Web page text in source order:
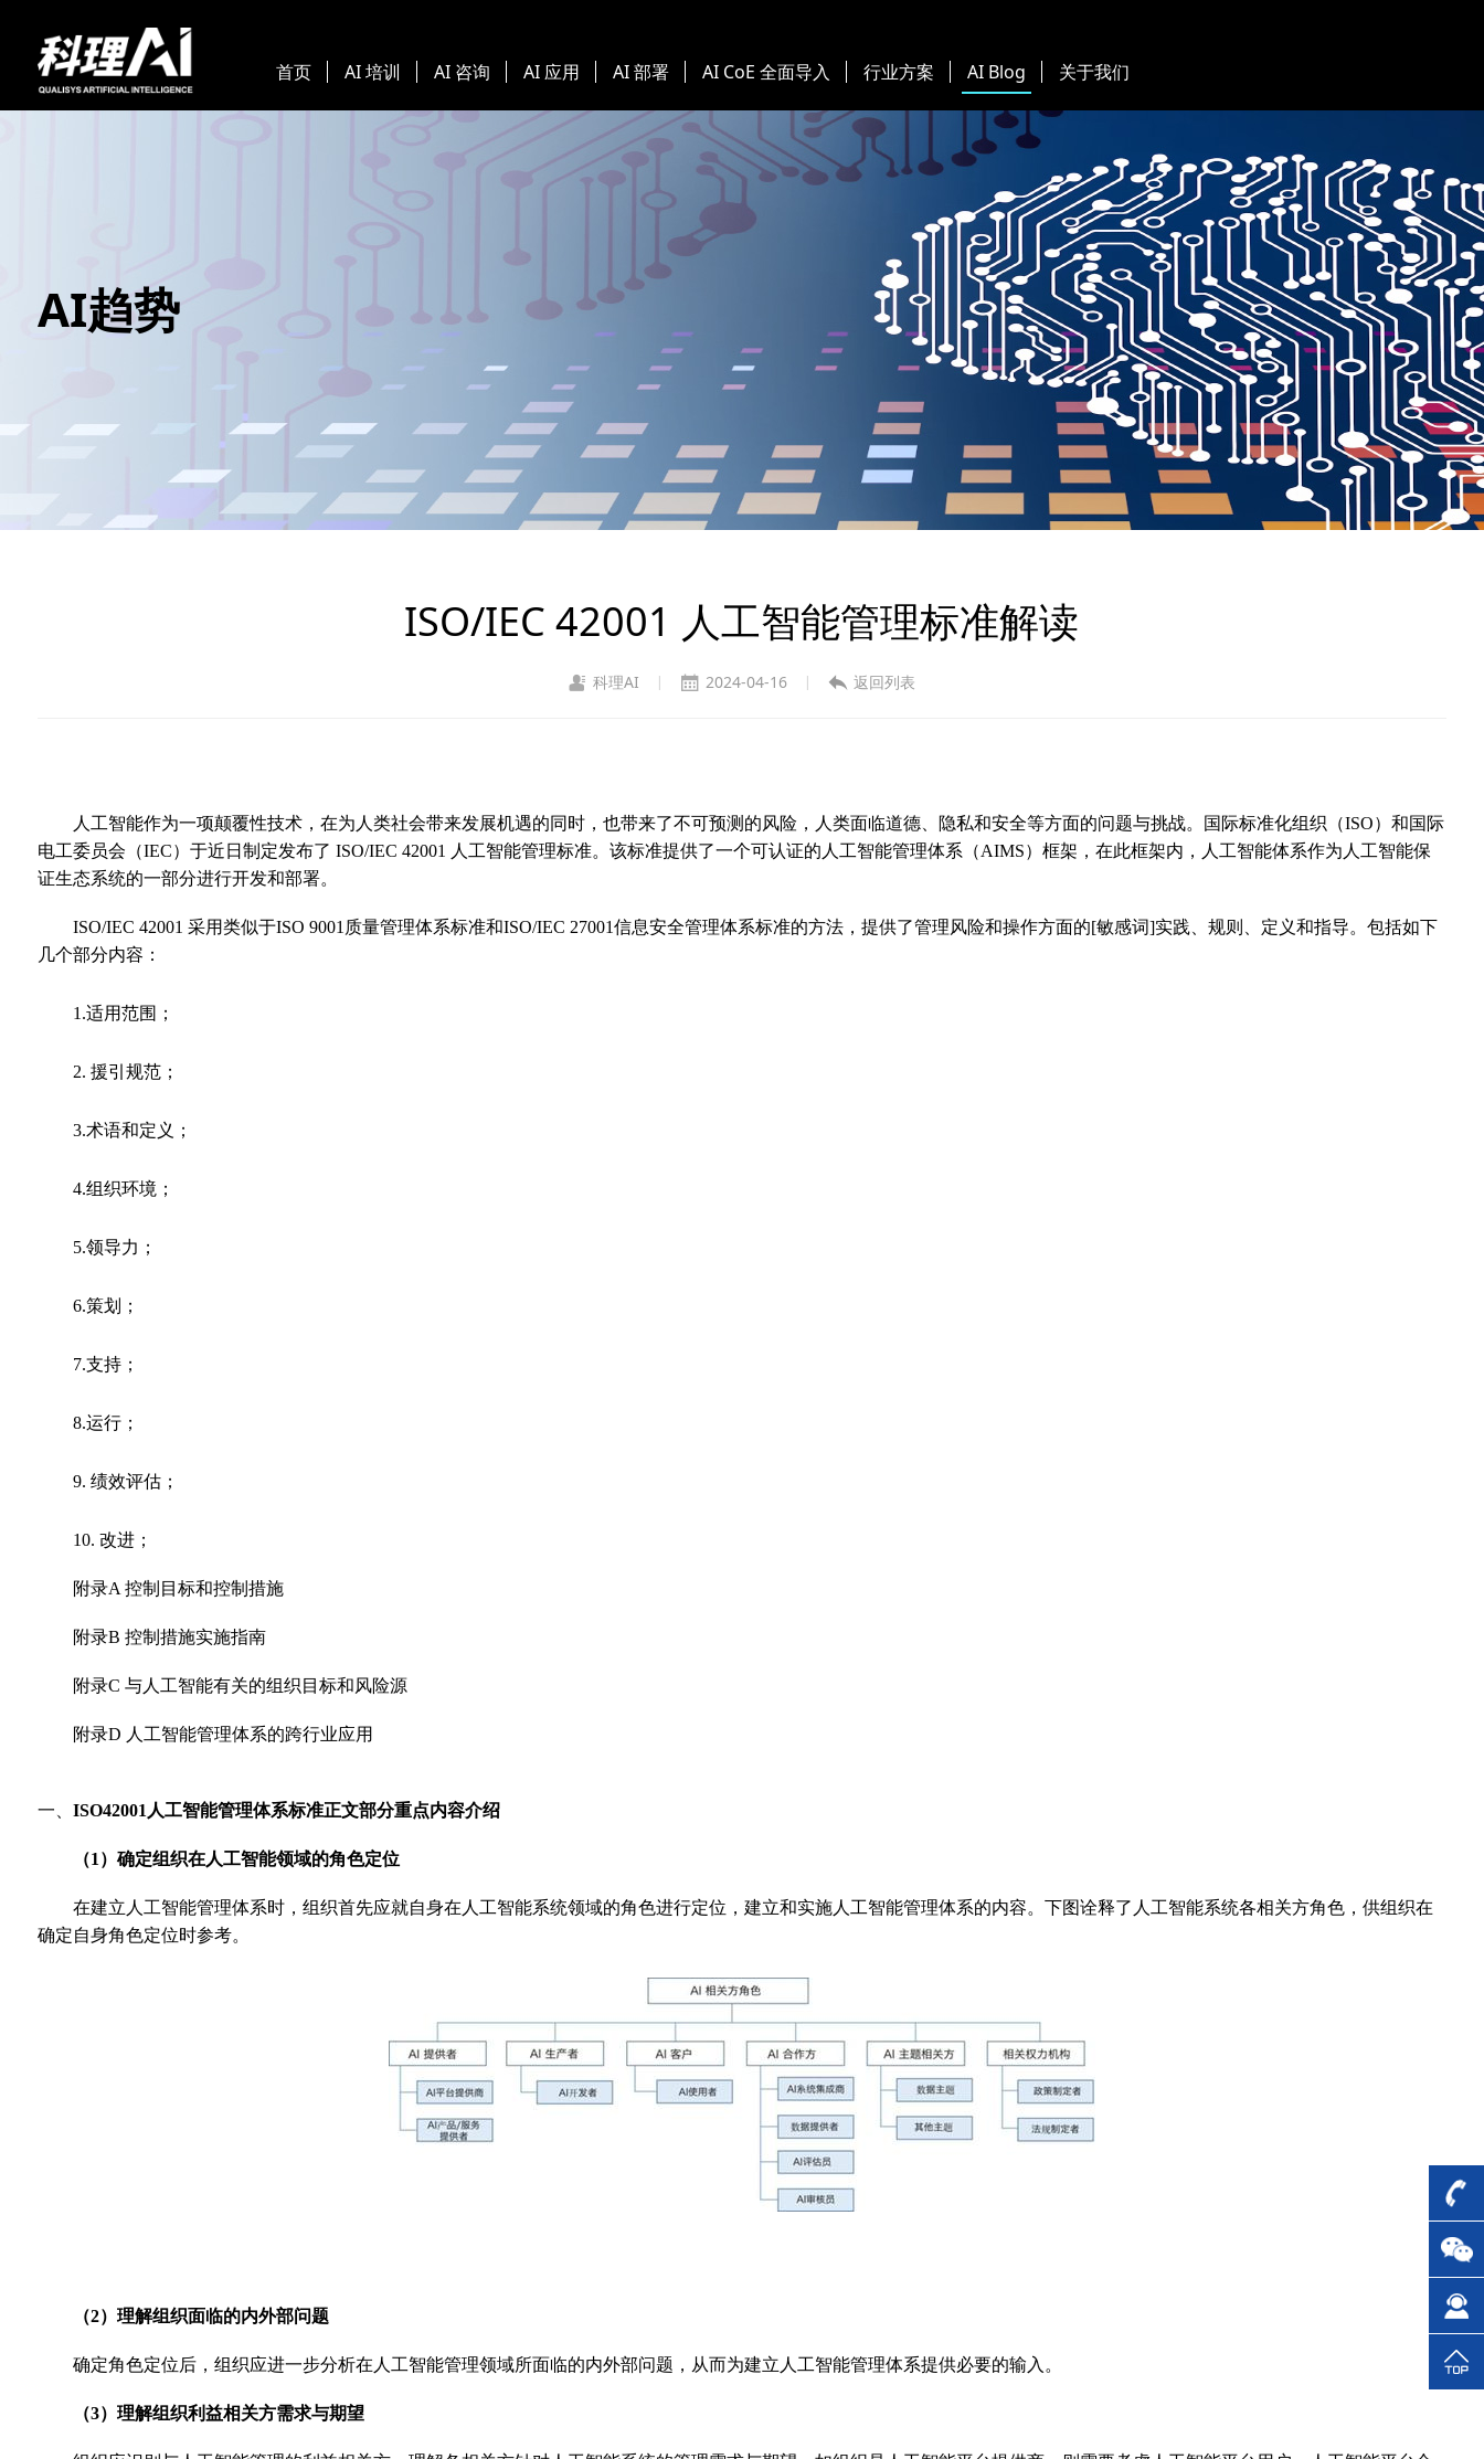
首页 AI 培训 AI 咨询 AI 应用 AI 部署 AI CoE 全面导入 行业方案 AI Blog 关于我们
AI趋势
ISO/IEC 42001 人工智能管理标准解读
科理AI | 2024-04-16 | 返回列表
人工智能作为一项颠覆性技术，在为人类社会带来发展机遇的同时，也带来了不可预测的风险，人类面临道德、隐私和安全等方面的问题与挑战。国际标准化组织（ISO）和国际
电工委员会（IEC）于近日制定发布了 ISO/IEC 42001 人工智能管理标准。该标准提供了一个可认证的人工智能管理体系（AIMS）框架，在此框架内，人工智能体系作为人工智能保
证生态系统的一部分进行开发和部署。
ISO/IEC 42001 采用类似于ISO 9001质量管理体系标准和ISO/IEC 27001信息安全管理体系标准的方法，提供了管理风险和操作方面的[敏感词]实践、规则、定义和指导。包括如下
几个部分内容：
1.适用范围；
2. 援引规范；
3.术语和定义；
4.组织环境；
5.领导力；
6.策划；
7.支持；
8.运行；
9. 绩效评估；
10. 改进；
附录A 控制目标和控制措施
附录B 控制措施实施指南
附录C 与人工智能有关的组织目标和风险源
附录D 人工智能管理体系的跨行业应用
一、 ISO42001人工智能管理体系标准正文部分重点内容介绍
（1）确定组织在人工智能领域的角色定位
在建立人工智能管理体系时，组织首先应就自身在人工智能系统领域的角色进行定位，建立和实施人工智能管理体系的内容。下图诠释了人工智能系统各相关方角色，供组织在
确定自身角色定位时参考。
（2）理解组织面临的内外部问题
确定角色定位后，组织应进一步分析在人工智能管理领域所面临的内外部问题，从而为建立人工智能管理体系提供必要的输入。
（3）理解组织利益相关方需求与期望